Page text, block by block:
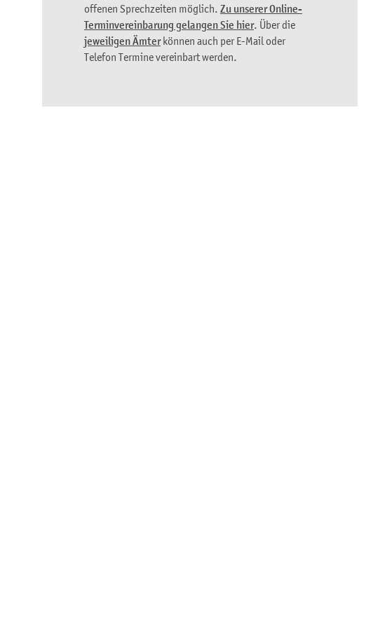
offenen Sprechzeiten möglich. Zu unserer Online-
Terminvereinbarung gelangen Sie hier. Über die
jeweiligen Ämterkönnen auch per E-Mail oder
Telefon Termine vereinbart werden.